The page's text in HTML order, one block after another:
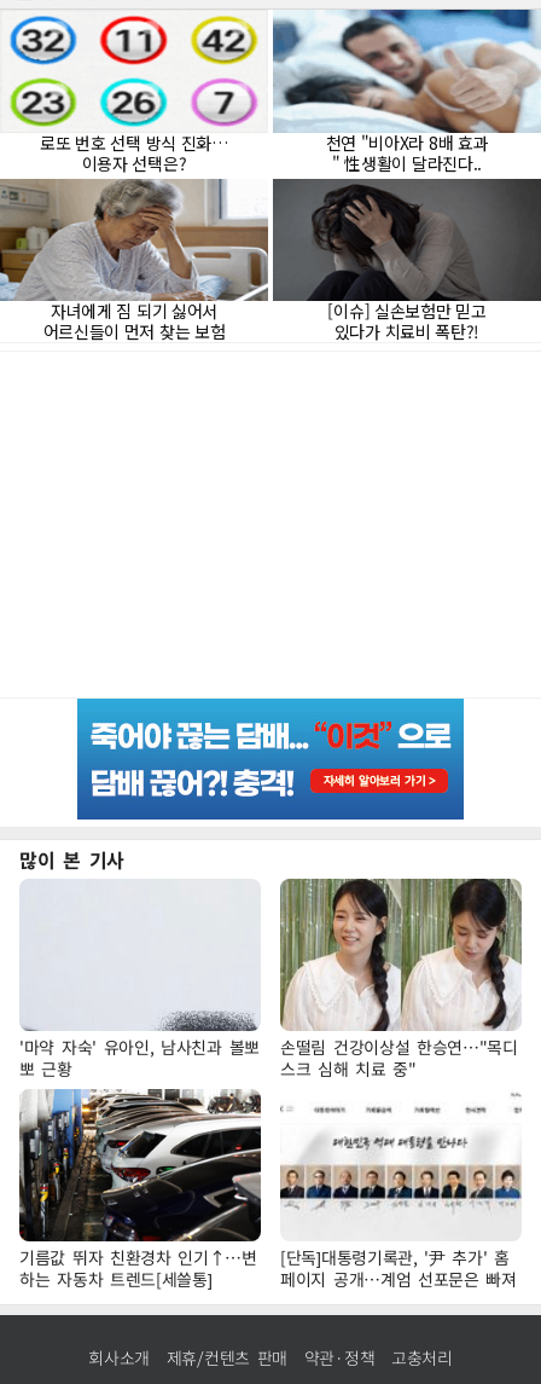
많이 본 기사
'마약 자숙' 유아인, 남사친과 볼뽀
뽀 근황
손떨림 건강이상설 한승연…"목디
스크 심해 치료 중"
기름값 뛰자 친환경차 인기↑…변
하는 자동차 트렌드[세쓸통]
[단독]대통령기록관, '尹 추가' 홈
페이지 공개…계엄 선포문은 빠져
회사소개 제휴/컨텐츠 판매 약관·정책 고충처리